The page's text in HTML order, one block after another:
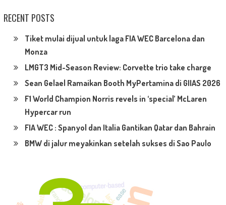
RECENT POSTS
Tiket mulai dijual untuk laga FIA WEC Barcelona dan
Monza
LMGT3 Mid-Season Review: Corvette trio take charge
Sean Gelael Ramaikan Booth MyPertamina di GIIAS 2026
F1 World Champion Norris revels in ‘special’ McLaren
Hypercar run
FIA WEC : Spanyol dan Italia Gantikan Qatar dan Bahrain
BMW di jalur meyakinkan setelah sukses di Sao Paulo